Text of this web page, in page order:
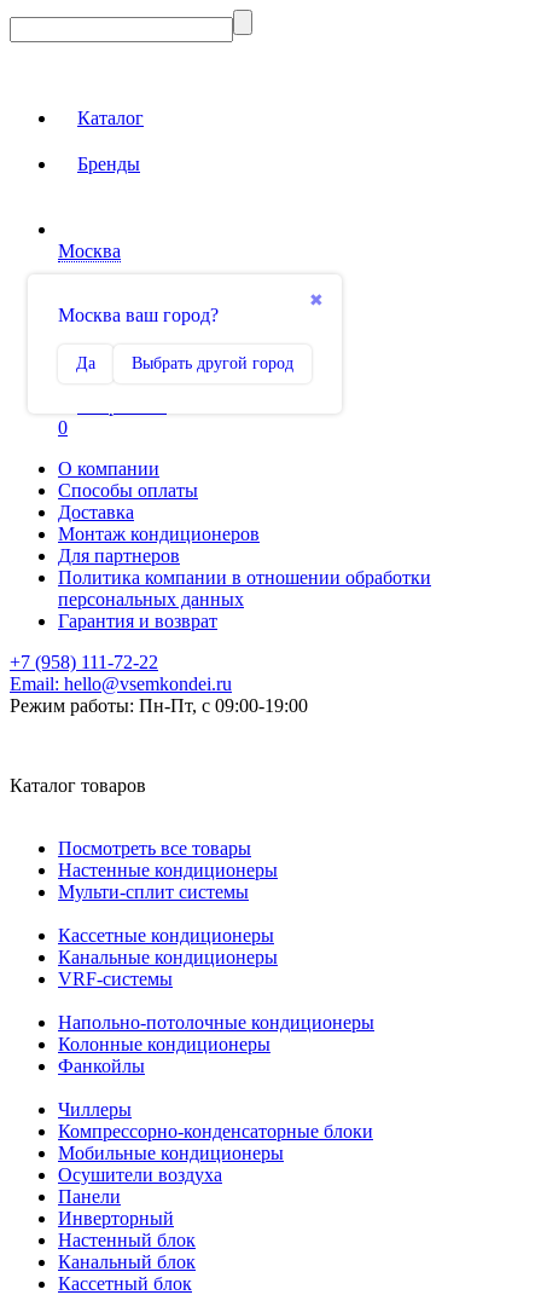
Каталог
Бренды
Москва
✖
Москва ваш город?
Да Выбрать другой город
Сравнение
0
О компании
Способы оплаты
Доставка
Монтаж кондиционеров
Для партнеров
Политика компании в отношении обработки
персональных данных
Гарантия и возврат
+7 (958) 111-72-22
Email: hello@vsemkondei.ru
Режим работы: Пн-Пт, с 09:00-19:00
Каталог товаров
Посмотреть все товары
Настенные кондиционеры
Мульти-сплит системы
Кассетные кондиционеры
Канальные кондиционеры
VRF-системы
Напольно-потолочные кондиционеры
Колонные кондиционеры
Фанкойлы
Чиллеры
Компрессорно-конденсаторные блоки
Мобильные кондиционеры
Осушители воздуха
Панели
Инверторный
Настенный блок
Канальный блок
Кассетный блок